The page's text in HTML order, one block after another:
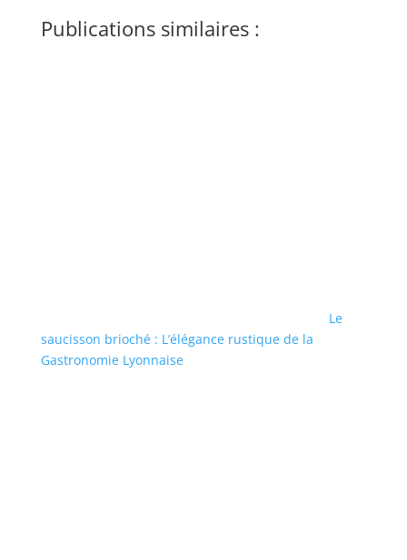
Publications similaires :
Le
saucisson brioché : L’élégance rustique de la
Gastronomie Lyonnaise